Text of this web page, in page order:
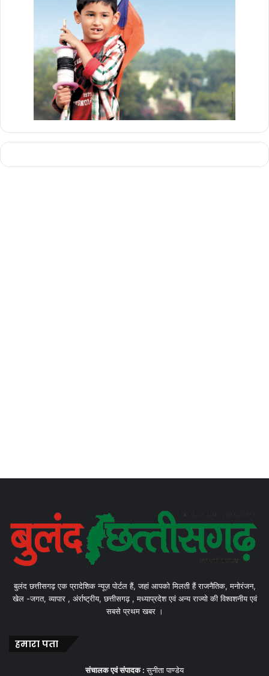
बुलंद छत्तीसगढ़ एक प्रादेशिक न्यूज़ पोर्टल हैं, जहां आपको मिलती हैं राजनैतिक, मनोरंजन,
खेल -जगत, व्यापार , अंर्राष्ट्रीय, छत्तीसगढ़ , मध्याप्रदेश एवं अन्य राज्यो की विश्वशनीय एवं
सबसे प्रथम खबर ।
हमारा पता
संचालक एवं संपादक :सुनीता पाण्डेय